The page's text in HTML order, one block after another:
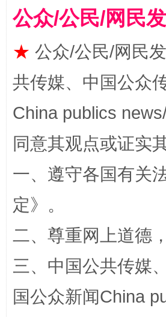
解纷+调解+退费，一次搞定
公众/公民/网民
★ 公众/公民/网民
共传媒、中国公众
China publics
同意其观点或证实
一、遵守各国有关
定》。
二、尊重网上道德
三、中国公共传媒
国公众新闻China